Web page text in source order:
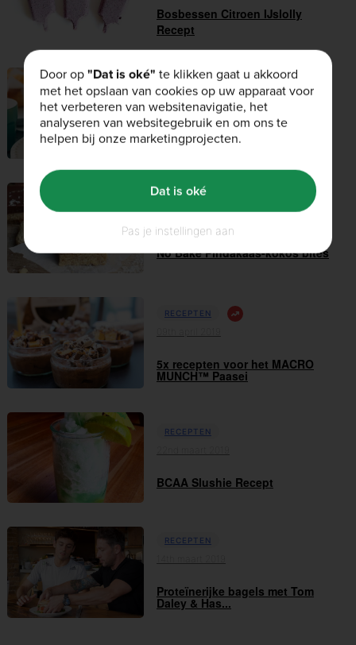
Bosbessen Citroen IJslolly
Recept
RECEPTEN
18th april 2019
Abrikozen en kaneel muffins
No Bake Pindakaas-kokos bites
RECEPTEN
5x recepten voor het MACRO
MUNCH™ Paasei
RECEPTEN
BCAA Slushie Recept
RECEPTEN
Proteïnerijke bagels met Tom
Daley & Has...
Door op"Dat is oké" te klikken gaat u akkoord
met het opslaan van cookies op uw apparaat voor
het verbeteren van websitenavigatie, het
analyseren van websitegebruik en om ons te
helpen bij onze marketingprojecten.
Pas je instellingen aan
Dat is oké